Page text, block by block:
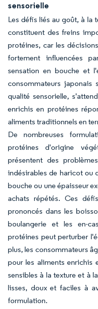
sensorielle
Les défis liés au goût, à la
constituent des freins
protéines, car les
fortement influencées
sensation en bouche et
consommateurs japonais
qualité sensorielle,
enrichis en protéines
aliments traditionnels en
De nombreuses
protéines d'origine
présentent des
indésirables de haricot ou
bouche ou une épaisseur
achats répétés. Ces
prononcés dans les
boulangerie et les en-
protéines peut perturber
plus, les consommateurs
pour les aliments enrichis
sensibles à la texture et à
lisses, doux et faciles à
formulation.